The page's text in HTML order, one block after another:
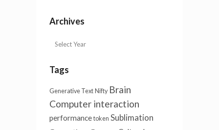
Archives
Tags
Generative Text Nifty Brain
Computer interaction
performance token Sublimation